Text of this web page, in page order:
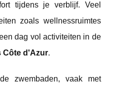
tijdens je verblijf. Veel
zoals wellnessruimtes
dag vol activiteiten in de
Côte d'Azur.
zwembaden, vaak met